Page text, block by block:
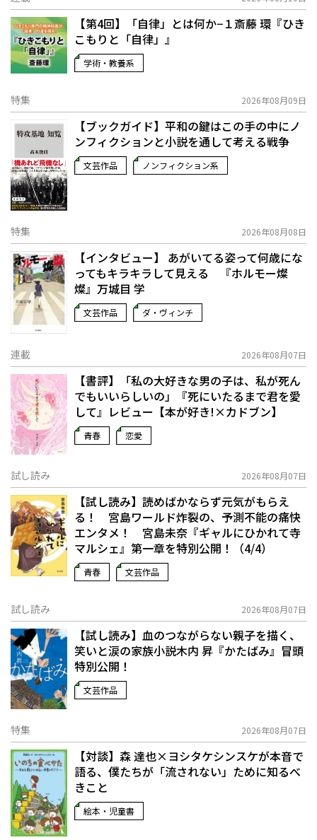
【第4回】「自律」とは何か−１――斎藤 環『ひき
こもりと「自律」』
学術・教養系
特集 2026年08月09日
【ブックガイド】平和の鍵はこの手の中に――ノ
ンフィクションと小説を通して考える戦争
文芸作品 ノンフィクション系
特集 2026年08月08日
【インタビュー】 あがいてる姿って何歳にな
ってもキラキラして見える 『ホルモー燦
燦』万城目 学
文芸作品 ダ・ヴィンチ
連載 2026年08月07日
【書評】「私の大好きな男の子は、私が死ん
でもいいらしいの」――『死にいたるまで君を愛
して』レビュー【本が好き!×カドブン】
青春 恋愛
試し読み 2026年08月07日
【試し読み】読めばかならず元気がもらえ
る！ 宮島ワールド炸裂の、予測不能の痛快
エンタメ！ 宮島未奈『ギャルにひかれて寺
マルシェ』第一章を特別公開！（4/4）
青春 文芸作品
試し読み 2026年08月07日
【試し読み】血のつながらない親子を描く、
笑いと涙の家族小説――木内 昇『かたばみ』冒頭
特別公開！
文芸作品
特集 2026年08月07日
【対談】森 達也×ヨシタケシンスケが本音で
語る、僕たちが「流されない」ために知るべ
きこと
絵本・児童書